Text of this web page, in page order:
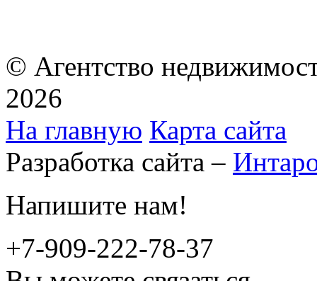
© Агентство
2026
На главную Карта сайта
Разработка сайта –
Напишите нам!
+7-909-222-78-37